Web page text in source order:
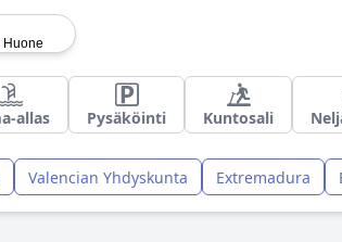
Huone
allas Pysäköinti Kuntosali
Valencian Yhdyskunta Extremadura